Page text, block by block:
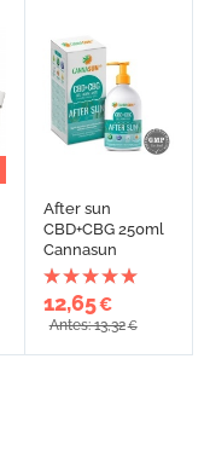
After sun
CBD+CBG 250ml
Cannasun
12,65€
Antes: 13,32€